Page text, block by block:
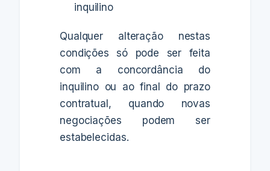
inquilino
Qualquer alteração nestas
condições só pode ser feita
com a concordância do
inquilino ou ao final do prazo
contratual, quando novas
negociações podem ser
estabelecidas.